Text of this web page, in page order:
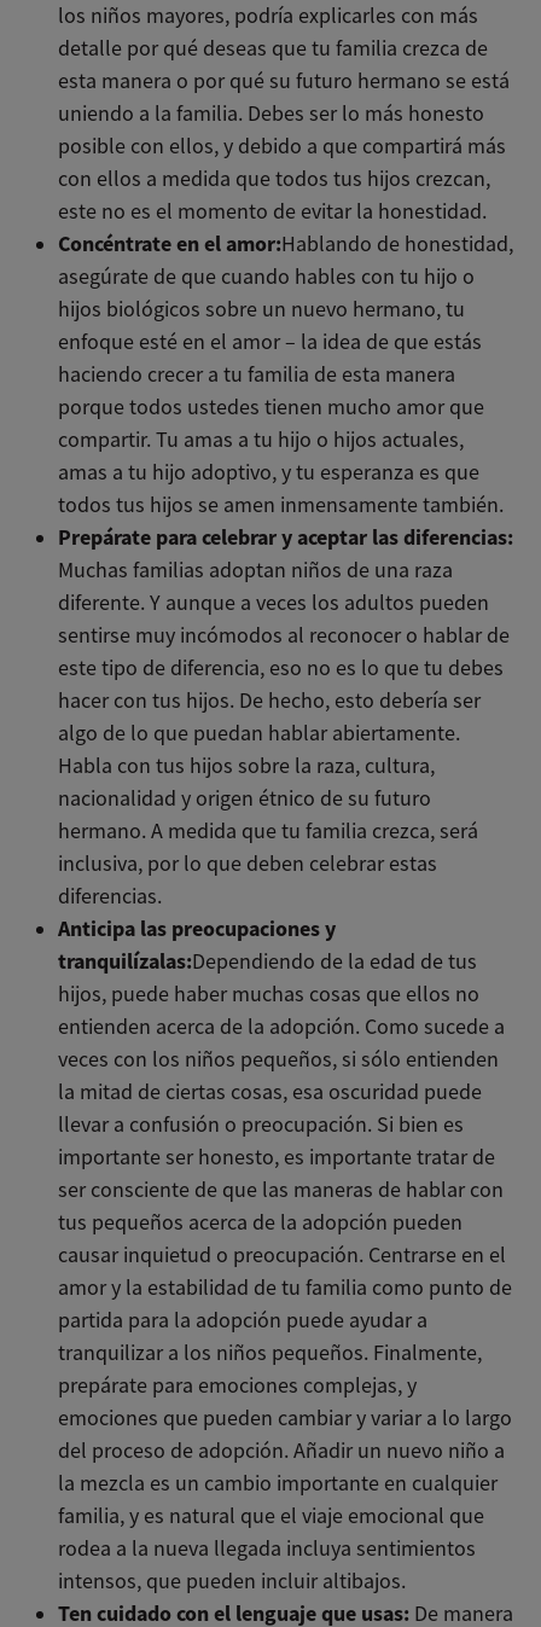
los niños mayores, podría explicarles con más
detalle por qué deseas que tu familia crezca de
esta manera o por qué su futuro hermano se está
uniendo a la familia. Debes ser lo más honesto
posible con ellos, y debido a que compartirá más
con ellos a medida que todos tus hijos crezcan,
este no es el momento de evitar la honestidad.
Concéntrate en el amor:Hablando de honestidad,
asegúrate de que cuando hables con tu hijo o
hijos biológicos sobre un nuevo hermano, tu
enfoque esté en el amor – la idea de que estás
haciendo crecer a tu familia de esta manera
porque todos ustedes tienen mucho amor que
compartir. Tu amas a tu hijo o hijos actuales,
amas a tu hijo adoptivo, y tu esperanza es que
todos tus hijos se amen inmensamente también.
Prepárate para celebrar y aceptar las diferencias:
Muchas familias adoptan niños de una raza
diferente. Y aunque a veces los adultos pueden
sentirse muy incómodos al reconocer o hablar de
este tipo de diferencia, eso no es lo que tu debes
hacer con tus hijos. De hecho, esto debería ser
algo de lo que puedan hablar abiertamente.
Habla con tus hijos sobre la raza, cultura,
nacionalidad y origen étnico de su futuro
hermano. A medida que tu familia crezca, será
inclusiva, por lo que deben celebrar estas
diferencias.
Anticipa las preocupaciones y
tranquilízalas:Dependiendo de la edad de tus
hijos, puede haber muchas cosas que ellos no
entienden acerca de la adopción. Como sucede a
veces con los niños pequeños, si sólo entienden
la mitad de ciertas cosas, esa oscuridad puede
llevar a confusión o preocupación. Si bien es
importante ser honesto, es importante tratar de
ser consciente de que las maneras de hablar con
tus pequeños acerca de la adopción pueden
causar inquietud o preocupación. Centrarse en el
amor y la estabilidad de tu familia como punto de
partida para la adopción puede ayudar a
tranquilizar a los niños pequeños. Finalmente,
prepárate para emociones complejas, y
emociones que pueden cambiar y variar a lo largo
del proceso de adopción. Añadir un nuevo niño a
la mezcla es un cambio importante en cualquier
familia, y es natural que el viaje emocional que
rodea a la nueva llegada incluya sentimientos
intensos, que pueden incluir altibajos.
Ten cuidado con el lenguaje que usas: De manera